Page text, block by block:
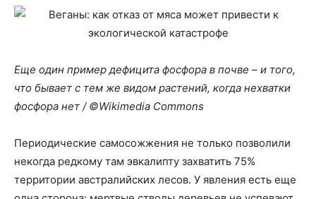
Еще один пример дефицита фосфора в почве – и того,
что бывает с тем же видом растений, когда нехватки
фосфора нет / ©Wikimedia Commons
Периодические самосожжения не только позволили
некогда редкому там эвкалипту захватить 75%
территории австралийских лесов. У явления есть еще